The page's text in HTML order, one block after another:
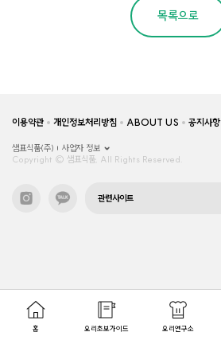
홈 요리초보가이드 요리연구소
목록으로
이용약관 개인정보처리방침 ABOUT US 공지사항
샘표식품(주)
사업자 정보
Copyright © 샘표식품, All Rights Reserved.
관련사이트